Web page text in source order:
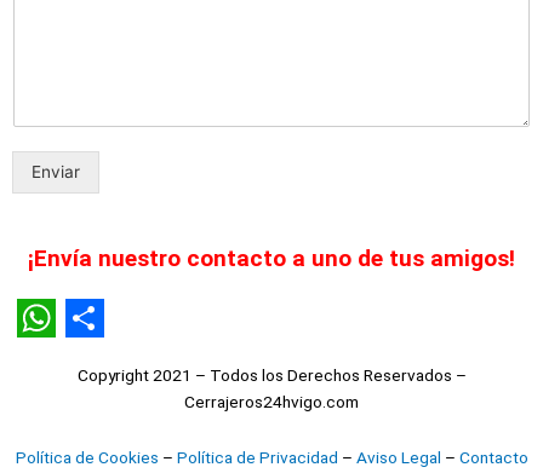
Enviar
¡Envía nuestro contacto a uno de tus amigos!
WhatsApp
Share
Copyright 2021 – Todos los Derechos Reservados –
Cerrajeros24hvigo.com
Política de Cookies – Política de Privacidad – Aviso Legal – Contacto